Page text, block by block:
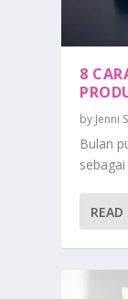
8
by Jenni
Bulan
READ